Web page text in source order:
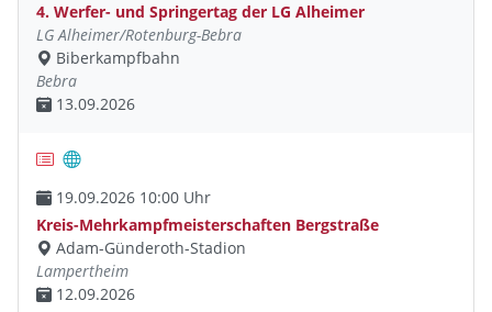
4. Werfer- und Springertag der LG Alheimer
LG Alheimer/Rotenburg-Bebra
Biberkampfbahn
Bebra
13.09.2026
19.09.2026 10:00 Uhr
Kreis-Mehrkampfmeisterschaften Bergstraße
Adam-Günderoth-Stadion
Lampertheim
12.09.2026